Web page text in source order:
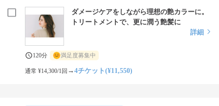
ダメージケアをしながら理想の艶カラーに。
トリートメントで、更に潤う艶髪に
詳細
120分 満足度募集中
通常 ¥14,300/1回 →4チケット(¥11,550)